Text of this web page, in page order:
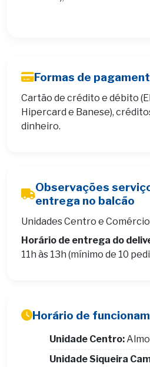
Formas de
Cartão de crédito e débito
Hipercard e Banese),
dinheiro.
Observações
entrega no balcão
Unidades Centro e Comércio
Horário de entrega do
11h às 13h (mínimo de 10
Horário de
Unidade Centro:
Unidade Siqueira